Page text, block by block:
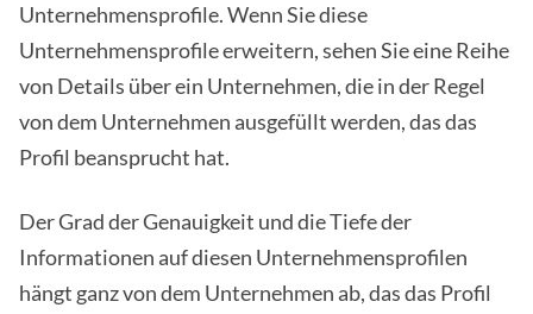
Unternehmensprofile. Wenn Sie diese
Unternehmensprofile erweitern, sehen Sie eine Reihe
von Details über ein Unternehmen, die in der Regel
von dem Unternehmen ausgefüllt werden, das das
Profil beansprucht hat.
Der Grad der Genauigkeit und die Tiefe der
Informationen auf diesen Unternehmensprofilen
hängt ganz von dem Unternehmen ab, das das Profil